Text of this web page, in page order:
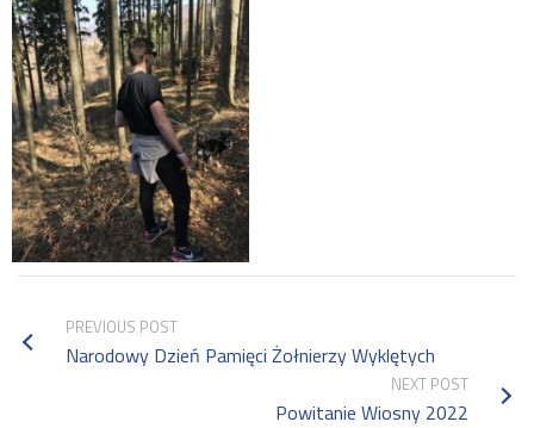
PREVIOUS POST
Narodowy Dzień Pamięci Żołnierzy Wyklętych
NEXT POST
Powitanie Wiosny 2022